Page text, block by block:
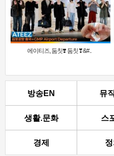
에이티즈, 둠칫❣️ 둠칫❣&#..
방송EN 뮤
생활.문화 스
경제 정